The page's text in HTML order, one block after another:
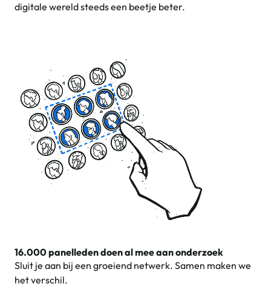
digitale wereld steeds een beetje beter.
16.000 panelleden doen al mee aan onderzoek
Sluit je aan bij een groeiend netwerk. Samen maken we
het verschil.